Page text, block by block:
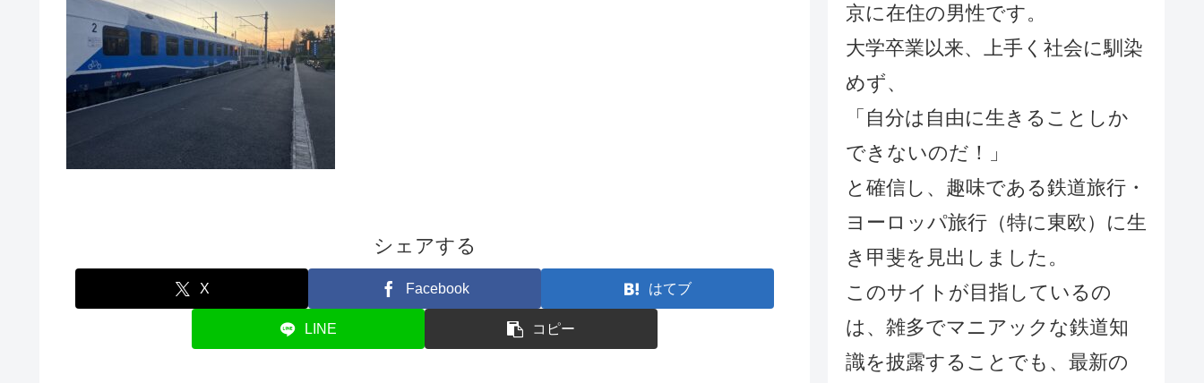
シェアする
X Facebook はてブ
LINE コピー
京に在住の男性です。
大学卒業以来、上手く社会に馴染
めず、
「自分は自由に生きることしか
できないのだ！」
と確信し、趣味である鉄道旅行・
ヨーロッパ旅行（特に東欧）に生
き甲斐を見出しました。
このサイトが目指しているの
は、雑多でマニアックな鉄道知
識を披露することでも、最新の